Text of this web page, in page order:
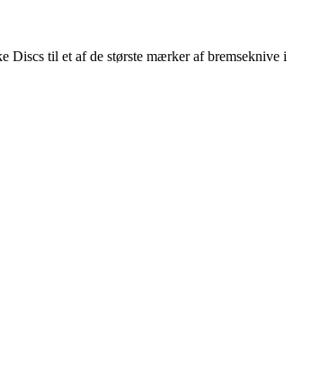
Discs til et af de største mærker af bremseknive i